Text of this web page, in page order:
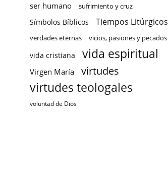
ser humano sufrimiento y cruz
Símbolos Bíblicos Tiempos Litúrgicos
verdades eternas vicios, pasiones y pecados
vida cristiana vida espiritual
Virgen María virtudes
virtudes teologales
voluntad de Dios